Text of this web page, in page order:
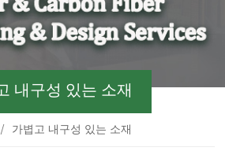
내구성 있는 소재
/ 가볍고 내구성 있는 소재